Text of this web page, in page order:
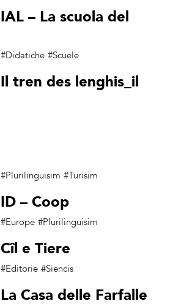
IAL – La scuola del
#Didatiche #Scuele
Il tren des lenghis_il
#Plurilinguisim #Turisim
ID – Coop
#Europe #Plurilinguisim
Cîl e Tiere
#Editorie #Siencis
La Casa delle Farfalle